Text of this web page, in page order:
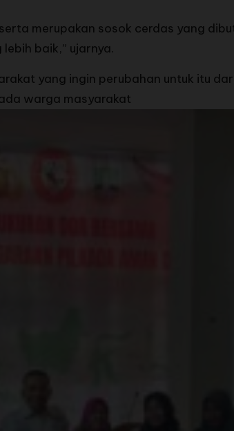
merupakan sosok cerdas yang
baik,” ujarnya.
yang ingin perubahan untuk itu
warga masyarakat